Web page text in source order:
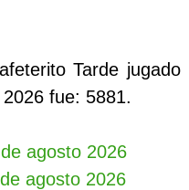
Tarde jugado
fue: 5881.
agosto 2026
agosto 2026